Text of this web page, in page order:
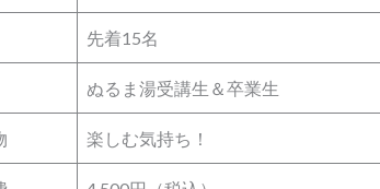
先着15名
ぬるま湯受講生＆卒業生
楽しむ気持ち！